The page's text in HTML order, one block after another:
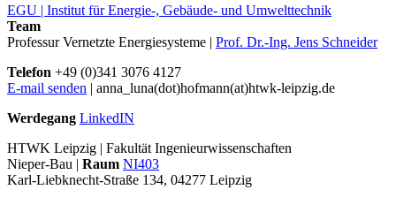
EGU | Institut für Energie-, Gebäude- und Umwelttechnik
Team
Professur Vernetzte Energiesysteme | Prof. Dr.-Ing. Jens Schneider
Telefon +49 (0)341 3076 4127
E-mail senden | anna_luna(dot)hofmann(at)htwk-leipzig.de
Werdegang LinkedIN
HTWK Leipzig | Fakultät Ingenieurwissenschaften
Nieper-Bau | Raum NI403
Karl-Liebknecht-Straße 134, 04277 Leipzig